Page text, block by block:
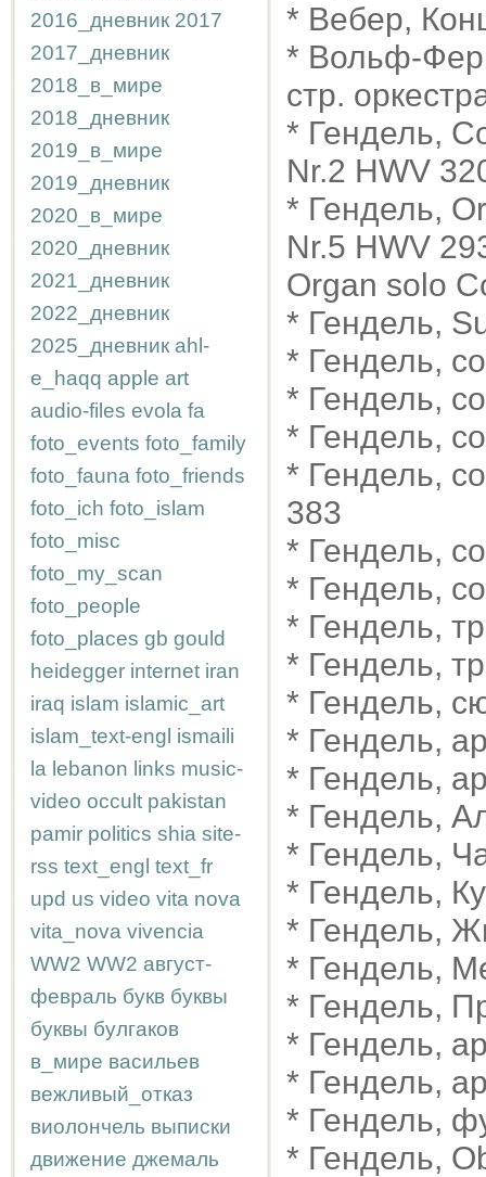
2016_дневник 2017
2017_дневник
2018_в_мире
2018_дневник
2019_в_мире
2019_дневник
2020_в_мире
2020_дневник
2021_дневник
2022_дневник
2025_дневник ahl-
e_haqq apple art
audio-files evola fa
foto_events foto_family
foto_fauna foto_friends
foto_ich foto_islam
foto_misc
foto_my_scan
foto_people
foto_places gb gould
heidegger internet iran
iraq islam islamic_art
islam_text-engl ismaili
la lebanon links music-
video occult pakistan
pamir politics shia site-
rss text_engl text_fr
upd us video vita nova
vita_nova vivencia
WW2 WW2 август-
февраль букв буквы
буквы булгаков
в_мире васильев
вежливый_отказ
виолончель выписки
движение джемаль
* Вебер,
* Вольф-
стр.
* Гендель,
Nr.2 HWV
* Гендель,
Nr.5 HWV
Organ solo
* Гендель,
* Гендель,
* Гендель,
* Гендель,
* Гендель,
383
* Гендель,
* Гендель,
* Гендель,
* Гендель,
* Гендель,
* Гендель,
* Гендель,
* Гендель,
* Гендель,
* Гендель,
* Гендель,
* Гендель,
* Гендель,
* Гендель,
* Гендель,
* Гендель,
* Гендель,